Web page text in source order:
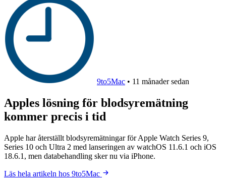
9to5Mac • 11 månader sedan
Apples lösning för blodsyremätning
kommer precis i tid
Apple har återställt blodsyremätningar för Apple Watch Series 9,
Series 10 och Ultra 2 med lanseringen av watchOS 11.6.1 och iOS
18.6.1, men databehandling sker nu via iPhone.
Läs hela artikeln hos 9to5Mac